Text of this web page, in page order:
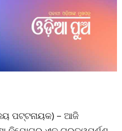
ପଟ୍ଟନାୟକ) – ଆଜି